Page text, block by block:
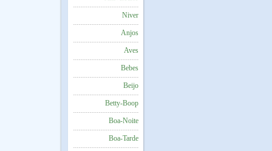
Niver
Anjos
Aves
Bebes
Beijo
Betty-Boop
Boa-Noite
Boa-Tarde